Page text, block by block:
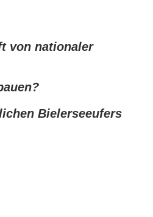
von nationaler
Bielerseeufers